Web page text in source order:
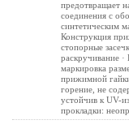
предотвращает
соединения с
синтетическим
Конструкция
стопорные
раскручивание
маркировка
прижимной
горение, не
устойчив к UV-
прокладки: